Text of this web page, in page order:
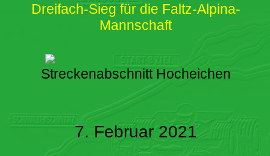
Dreifach-Sieg für die Faltz-Alpina-
Mannschaft
Streckenabschnitt Hocheichen
7. Februar 2021